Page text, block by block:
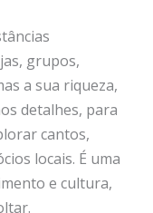
grupos,
a sua riqueza,
detalhes, para
cantos,
locais. É uma
e cultura,